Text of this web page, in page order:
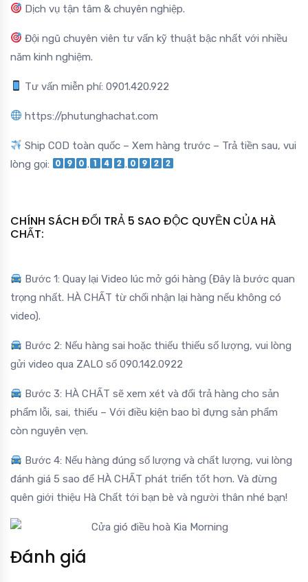
Dịch vụ tận tâm & chuyên nghiệp.
Đội ngũ chuyên viên tư vấn kỹ thuật bậc nhất với nhiều
năm kinh nghiệm.
Tư vấn miễn phí: 0901.420.922
https://phutunghachat.com
Ship COD toàn quốc – Xem hàng trước – Trả tiền sau, vui
lòng gọi:
. .
CHÍNH SÁCH ĐỔI TRẢ 5 SAO ĐỘC QUYỀN CỦA HÀ
CHẤT:
Bước 1: Quay lại Video lúc mở gói hàng (Đây là bước quan
trọng nhất. HÀ CHẤT từ chối nhận lại hàng nếu không có
video).
Bước 2: Nếu hàng sai hoặc thiếu thiếu số lượng, vui lòng
gửi video qua ZALO số 090.142.0922
Bước 3: HÀ CHẤT sẽ xem xét và đổi trả hàng cho sản
phẩm lỗi, sai, thiếu – Với điều kiện bao bì đựng sản phẩm
còn nguyên vẹn.
Bước 4: Nếu hàng đúng số lượng và chất lượng, vui lòng
đánh giá 5 sao để HÀ CHẤT phát triển tốt hơn. Và đừng
quên giới thiệu Hà Chất tới bạn bè và người thân nhé bạn!
Đánh giá